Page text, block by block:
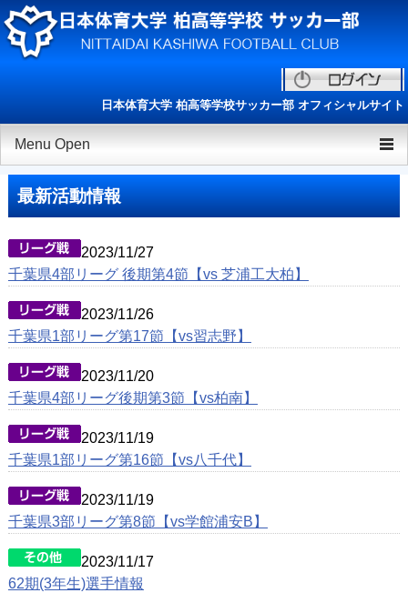
日本体育大学 柏高等学校サッカー部 オフィシャルサイト
Menu Open
チーム紹介
ニュース
練習会/セレクション
ESAリーグ
OB会
最新活動情報
2023/11/27
千葉県4部リーグ 後期第4節【vs 芝浦工大柏】
2023/11/26
千葉県1部リーグ第17節【vs習志野】
2023/11/20
千葉県4部リーグ後期第3節【vs柏南】
2023/11/19
千葉県1部リーグ第16節【vs八千代】
2023/11/19
千葉県3部リーグ第8節【vs学館浦安B】
2023/11/17
62期(3年生)選手情報